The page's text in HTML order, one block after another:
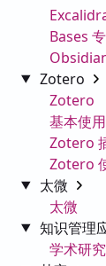
Bases
Zotero
Zotero
基本使用
Zotero
Zotero
太微
太微
知识管理
学术研究